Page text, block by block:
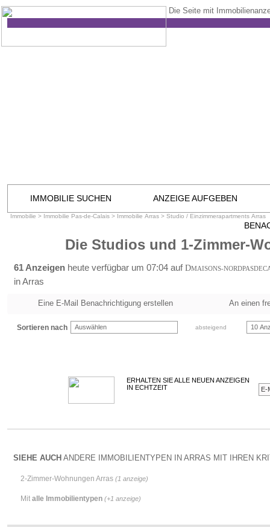
Die Seite mit
IMMOBILIE SUCHEN ANZEIGE AUFGEBEN
Immobilie > Immobilie Pas-de-Calais > Immobilie Arras > Studio / Einzimmerapartments Arras
Die Studios und 1-Zimmer-
61 Anzeigen heute verfügbar um 07:04 auf DMAISONS-
in Arras
Eine E-Mail Benachrichtigung erstellen An einen
Sortieren nach Auswählen absteigend 10
ERHALTEN SIE ALLE NEUEN ANZEIGEN
IN ECHTZEIT
SIEHE AUCH ANDERE IMMOBILIENTYPEN IN ARRAS MIT IHREN
2-Zimmer-Wohnungen Arras (1 anzeige)
Mit alle Immobilientypen (+1 anzeige)